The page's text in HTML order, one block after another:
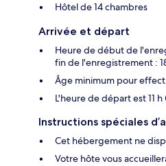
Hôtel de 14 chambres
Arrivée et départ
Heure de début de
fin de l'enregistrement :
Âge minimum pour
L'heure de départ est 11
Instructions spéciales
Cet hébergement ne
Votre hôte vous